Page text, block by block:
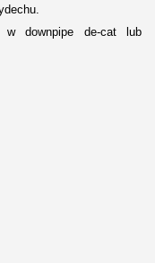
w downpipe de-cat lub